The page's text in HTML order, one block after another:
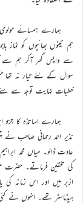
ہمارے ہمسائے مولوی
ہم تینوں بھائیوں کو
سے واپس گھر آکر ہم سے
سوال کے لئے تیار نہ تھا
خطبات نہایت توجہ سے
ہمارے اساتذہ کا جزو
نذیر احمد رحمانی صاحب نے
عادت ڈالو۔ میاں محمد
کی تلقین فرماتے۔
ازبر ہیں اور اس زمانہ کی
ہیڈماسٹر تھے۔ انہوں نے